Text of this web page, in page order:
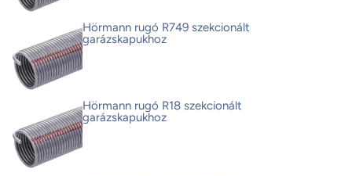
Hörmann rugó R749 szekcionált
garázskapukhoz
Hörmann rugó R18 szekcionált
garázskapukhoz